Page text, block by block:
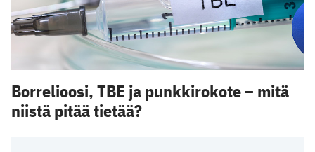
Borrelioosi, TBE ja punkkirokote – mitä
niistä pitää tietää?